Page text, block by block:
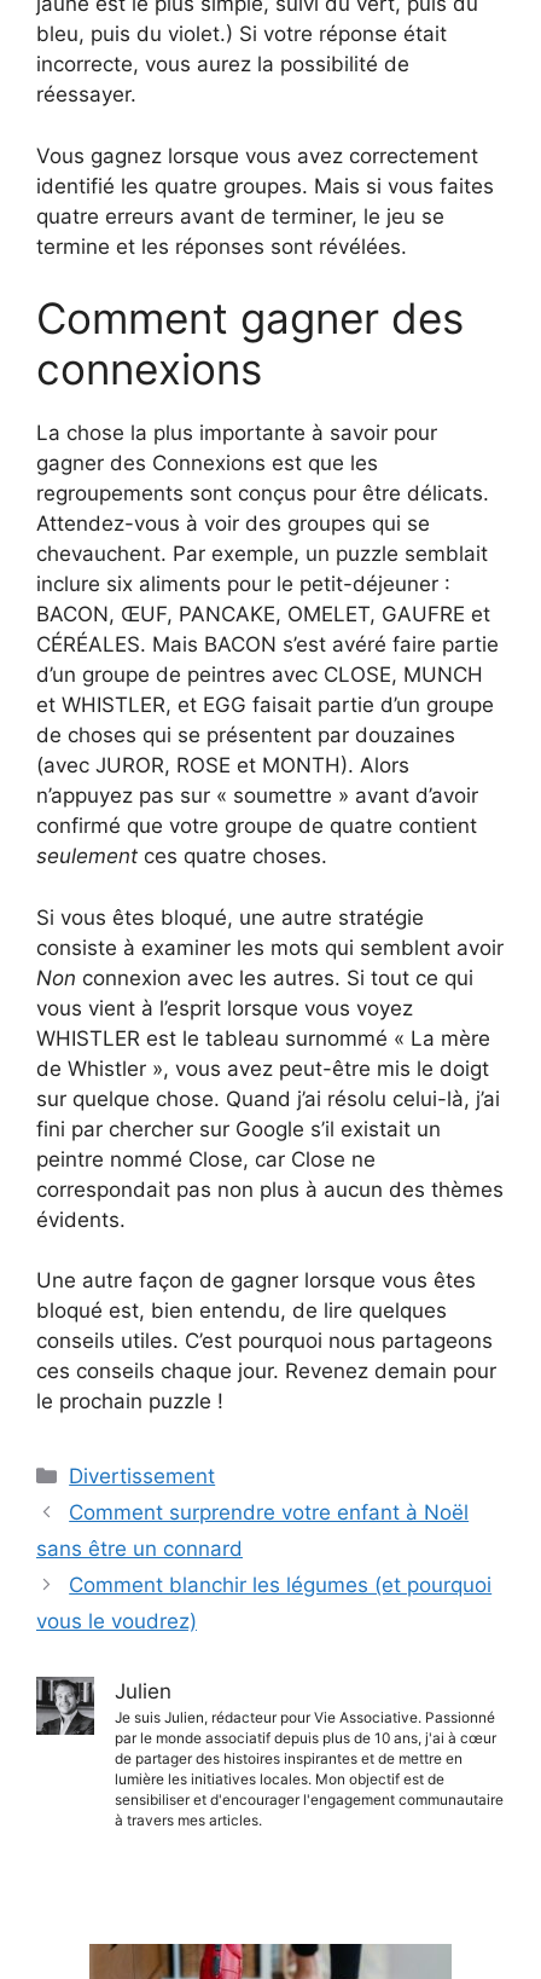
bleu, puis du violet.) Si votre réponse était
incorrecte, vous aurez la possibilité de
réessayer.
Vous gagnez lorsque vous avez correctement
identifié les quatre groupes. Mais si vous faites
quatre erreurs avant de terminer, le jeu se
termine et les réponses sont révélées.
Comment gagner des
connexions
La chose la plus importante à savoir pour
gagner des Connexions est que les
regroupements sont conçus pour être délicats.
Attendez-vous à voir des groupes qui se
chevauchent. Par exemple, un puzzle semblait
inclure six aliments pour le petit-déjeuner :
BACON, ŒUF, PANCAKE, OMELET, GAUFRE et
CÉRÉALES. Mais BACON s’est avéré faire partie
d’un groupe de peintres avec CLOSE, MUNCH
et WHISTLER, et EGG faisait partie d’un groupe
de choses qui se présentent par douzaines
(avec JUROR, ROSE et MONTH). Alors
n’appuyez pas sur « soumettre » avant d’avoir
confirmé que votre groupe de quatre contient
seulement ces quatre choses.
Si vous êtes bloqué, une autre stratégie
consiste à examiner les mots qui semblent avoir
Non connexion avec les autres. Si tout ce qui
vous vient à l’esprit lorsque vous voyez
WHISTLER est le tableau surnommé « La mère
de Whistler », vous avez peut-être mis le doigt
sur quelque chose. Quand j’ai résolu celui-là, j’ai
fini par chercher sur Google s’il existait un
peintre nommé Close, car Close ne
correspondait pas non plus à aucun des thèmes
évidents.
Une autre façon de gagner lorsque vous êtes
bloqué est, bien entendu, de lire quelques
conseils utiles. C’est pourquoi nous partageons
ces conseils chaque jour. Revenez demain pour
le prochain puzzle !
Catégories
Divertissement
Comment surprendre votre enfant à Noël
sans être un connard
Comment blanchir les légumes (et pourquoi
vous le voudrez)
Julien
Je suis Julien, rédacteur pour Vie Associative. Passionné
par le monde associatif depuis plus de 10 ans, j'ai à cœur
de partager des histoires inspirantes et de mettre en
lumière les initiatives locales. Mon objectif est de
sensibiliser et d'encourager l'engagement communautaire
à travers mes articles.